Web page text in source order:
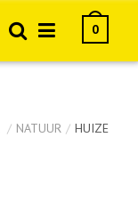
0
/ NATUUR / HUIZE